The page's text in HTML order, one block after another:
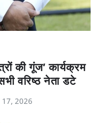
की गूंज’ कार्यक्रम
वरिष्ठ नेता डटे
17, 2026